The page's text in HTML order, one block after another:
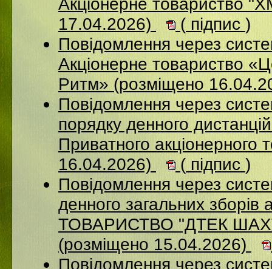
17.04.2026)
( підпис )
Повідомлення через
Акціонерне товариство
Ритм» (розміщено
Повідомлення через
порядку денного
Приватного
16.04.2026)
( підпис )
Повідомлення через
денного загальних
ТОВАРИСТВО "ДТЕК
(розміщено 15.04.2026)
Повідомлення через